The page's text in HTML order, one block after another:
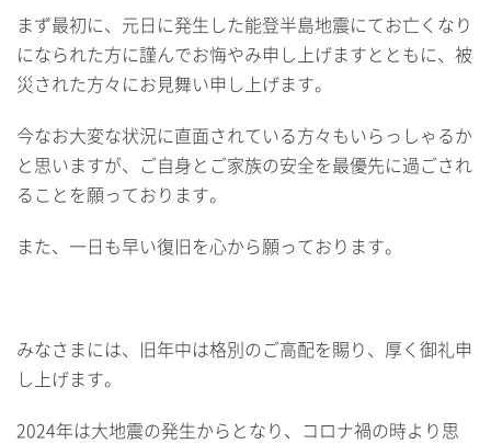
まず最初に、元日に発生した能登半島地震にてお亡くなり
になられた方に謹んでお悔やみ申し上げますとともに、被
災された方々にお見舞い申し上げます。
今なお大変な状況に直面されている方々もいらっしゃるか
と思いますが、ご自身とご家族の安全を最優先に過ごされ
ることを願っております。
また、一日も早い復旧を心から願っております。
みなさまには、旧年中は格別のご高配を賜り、厚く御礼申
し上げます。
2024年は大地震の発生からとなり、コロナ禍の時より思